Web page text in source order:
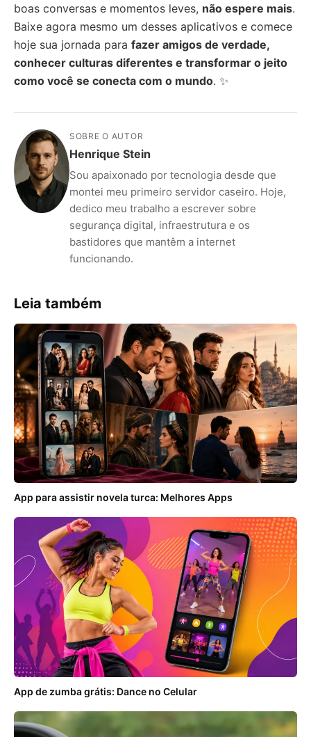
boas conversas e momentos leves, não espere mais.
Baixe agora mesmo um desses aplicativos e comece
hoje sua jornada para fazer amigos de verdade,
conhecer culturas diferentes e transformar o jeito
como você se conecta com o mundo. ✨
SOBRE O AUTOR
Henrique Stein
Sou apaixonado por tecnologia desde que
montei meu primeiro servidor caseiro. Hoje,
dedico meu trabalho a escrever sobre
segurança digital, infraestrutura e os
bastidores que mantêm a internet
funcionando.
Leia também
App para assistir novela turca: Melhores Apps
App de zumba grátis: Dance no Celular